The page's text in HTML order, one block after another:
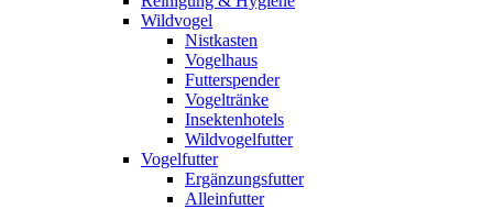
Wildvogel
Nistkasten
Vogelhaus
Futterspender
Vogeltränke
Insektenhotels
Wildvogelfutter
Vogelfutter
Ergänzungsfutter
Alleinfutter